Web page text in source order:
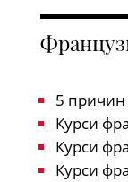
5 причин
Курси
Курси
Курси